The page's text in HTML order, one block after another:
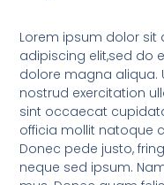
Lorem ipsum dolor sit
adipiscing elit,sed do
dolore magna aliqua.
nostrud exercitation
sint occaecat
officia mollit natoque
Donec pede justo,
neque sed ipsum.